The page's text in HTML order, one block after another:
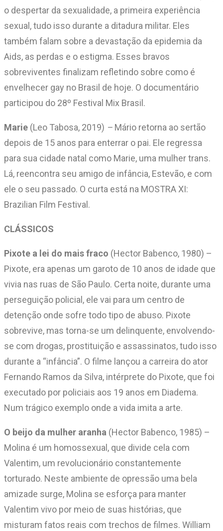
o despertar da sexualidade, a primeira experiência
sexual, tudo isso durante a ditadura militar. Eles
também falam sobre a devastação da epidemia da
Aids, as perdas e o estigma. Esses bravos
sobreviventes finalizam refletindo sobre como é
envelhecer gay no Brasil de hoje. O documentário
participou do 28º Festival Mix Brasil.
Marie (Leo Tabosa, 2019) – Mário retorna ao sertão
depois de 15 anos para enterrar o pai. Ele regressa
para sua cidade natal como Marie, uma mulher trans.
Lá, reencontra seu amigo de infância, Estevão, e com
ele o seu passado. O curta está na MOSTRA XI:
Brazilian Film Festival.
CLÁSSICOS
Pixote a lei do mais fraco (Hector Babenco, 1980) –
Pixote, era apenas um garoto de 10 anos de idade que
vivia nas ruas de São Paulo. Certa noite, durante uma
perseguição policial, ele vai para um centro de
detenção onde sofre todo tipo de abuso. Pixote
sobrevive, mas torna-se um delinquente, envolvendo-
se com drogas, prostituição e assassinatos, tudo isso
durante a “infância”. O filme lançou a carreira do ator
Fernando Ramos da Silva, intérprete do Pixote, que foi
executado por policiais aos 19 anos em Diadema.
Num trágico exemplo onde a vida imita a arte.
O beijo da mulher aranha (Hector Babenco, 1985) –
Molina é um homossexual, que divide cela com
Valentim, um revolucionário constantemente
torturado. Neste ambiente de opressão uma bela
amizade surge, Molina se esforça para manter
Valentim vivo por meio de suas histórias, que
misturam fatos reais com trechos de filmes. William